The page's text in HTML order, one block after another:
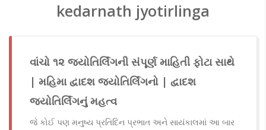
kedarnath jyotirlinga
વાંચો ૧૨ જ્યોતિર્લિંગની સંપૂર્ણ માહિતી ફોટા સાથે
| મહિમા દ્વાદશ જ્યોતિર્લિંગનો | દ્વાદશ
જ્યોતિર્લિંગનું મહત્વ
જે કોઈ પણ મનુષ્ય પ્રતિદિન પ્રભાત અને સાયંકાલમાં આ બાર